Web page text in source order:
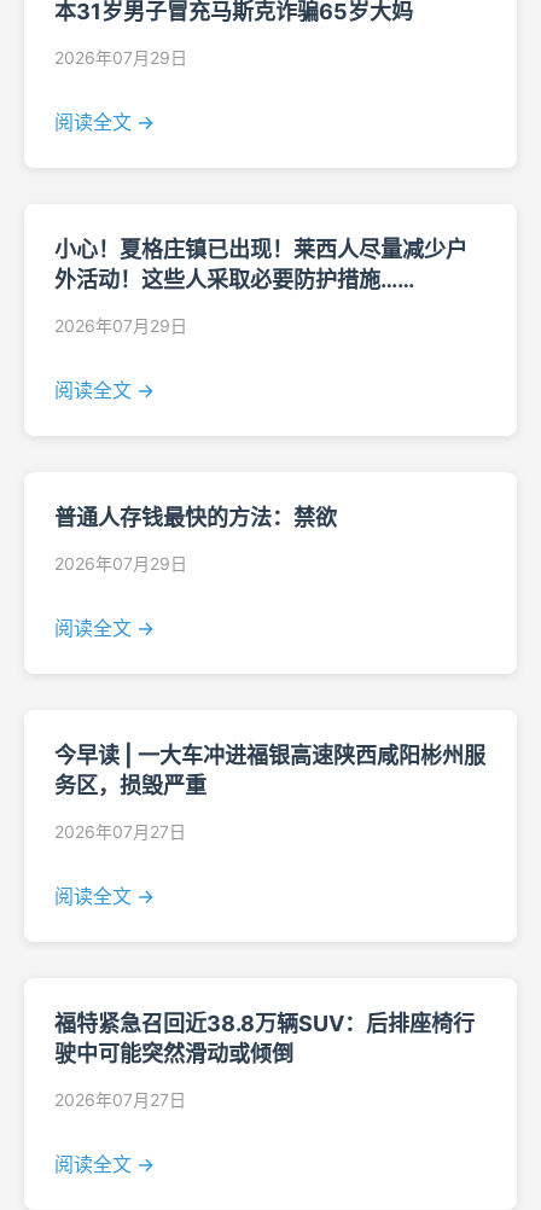
本31岁男子冒充马斯克诈骗65岁大妈
2026年07月29日
阅读全文 →
小心！夏格庄镇已出现！莱西人尽量减少户
外活动！这些人采取必要防护措施……
2026年07月29日
阅读全文 →
普通人存钱最快的方法：禁欲
2026年07月29日
阅读全文 →
今早读 | 一大车冲进福银高速陕西咸阳彬州服
务区，损毁严重
2026年07月27日
阅读全文 →
福特紧急召回近38.8万辆SUV：后排座椅行
驶中可能突然滑动或倾倒
2026年07月27日
阅读全文 →